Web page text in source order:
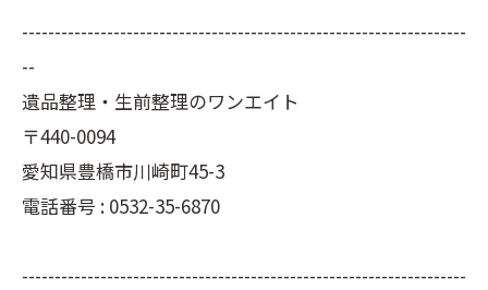
--------------------------------------------------------------------
--
遺品整理・生前整理のワンエイト
〒440-0094
愛知県豊橋市川崎町45-3
電話番号 : 0532-35-6870
--------------------------------------------------------------------